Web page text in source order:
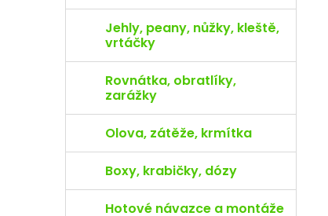
Jehly, peany, nůžky, kleště,
vrtáčky
Rovnátka, obratlíky,
zarážky
Olova, zátěže, krmítka
Boxy, krabičky, dózy
Hotové návazce a montáže